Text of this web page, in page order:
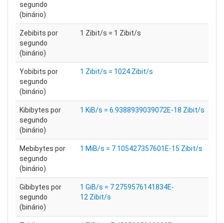
segundo
(binário)
Zebibits por
segundo
(binário)
1 Zibit/s = 1 Zibit/s
Yobibits por
segundo
(binário)
1 Zibit/s = 1024 Zibit/s
Kibibytes por
segundo
(binário)
1 KiB/s = 6.9388939039072E-18 Zibit/s
Mebibytes por
segundo
(binário)
1 MiB/s = 7.105427357601E-15 Zibit/s
Gibibytes por
segundo
(binário)
1 GiB/s = 7.2759576141834E-
12 Zibit/s